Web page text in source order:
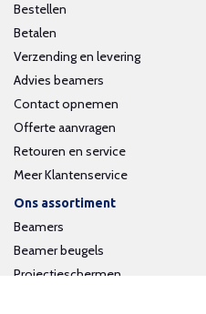
Bestellen
Betalen
Verzending en levering
Advies beamers
Contact opnemen
Offerte aanvragen
Retouren en service
Meer Klantenservice
Ons assortiment
Beamers
Beamer beugels
Projectieschermen